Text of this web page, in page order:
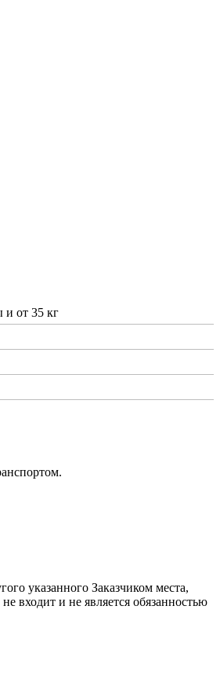
и от 35 кг
указанного Заказчиком места,
входит и не является обязанностью